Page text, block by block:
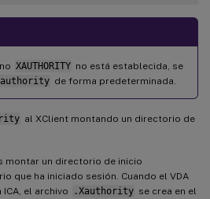
XAUTHORITY no está establecida, se
de forma predeterminada.
al XClient montando un directorio de
montar un directorio de inicio
que ha iniciado sesión. Cuando el VDA
el archivo
.Xauthority se crea en el